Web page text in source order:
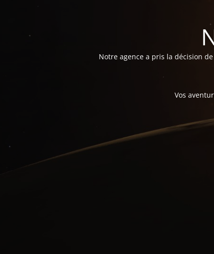
Notre agence a pris la décision
Vos